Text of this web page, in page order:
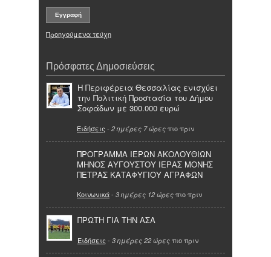
Προηγούμενα τεύχη
Πρόσφατες Δημοσιεύσεις
Η Περιφέρεια Θεσσαλίας ενισχύει
την Πολιτική Προστασία του Δήμου
Σοφάδων με 300.000 ευρώ
Ειδήσεις - 2 ημέρες 7 ώρες πιο πριν
ΠΡΟΓΡΑΜΜΑ ΙΕΡΩΝ ΑΚΟΛΟΥΘΙΩΝ
ΜΗΝΟΣ ΑΥΓΟΥΣΤΟΥ ΙΕΡΑΣ ΜΟΝΗΣ
ΠΕΤΡΑΣ ΚΑΤΑΦΥΓΙΟΥ ΑΓΡΑΦΩΝ
Κοινωνικά- 3 ημέρες 12 ώρες πιο πριν
ΠΡΩΤΗ ΓΙΑ ΤΗΝ ΑΣΑ
Ειδήσεις - 3 ημέρες 22 ώρες πιο πριν